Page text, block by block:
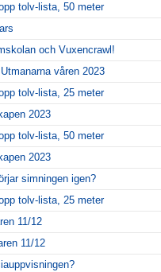
tolv-lista, 50 meter
och Vuxencrawl!
våren 2023
tolv-lista, 25 meter
2023
tolv-lista, 50 meter
2023
simningen igen?
tolv-lista, 25 meter
11/12
11/12